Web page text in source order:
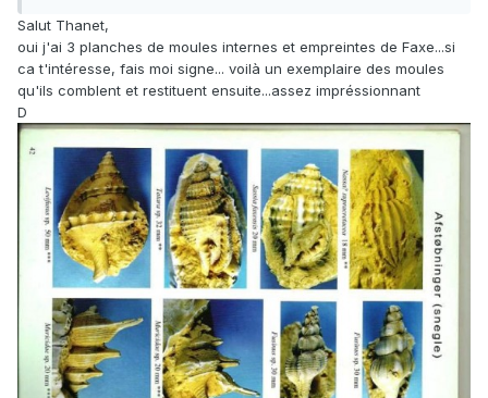
Salut Thanet,
oui j'ai 3 planches de moules internes et empreintes de Faxe...si
ca t'intéresse, fais moi signe... voilà un exemplaire des moules
qu'ils comblent et restituent ensuite...assez impréssionnant
D